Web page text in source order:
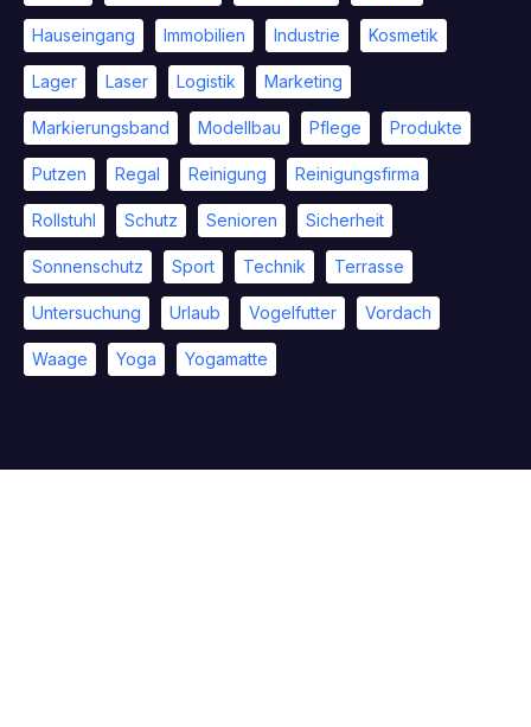
Hauseingang Immobilien Industrie Kosmetik
Lager Laser Logistik Marketing
Markierungsband Modellbau Pflege Produkte
Putzen Regal Reinigung Reinigungsfirma
Rollstuhl Schutz Senioren Sicherheit
Sonnenschutz Sport Technik Terrasse
Untersuchung Urlaub Vogelfutter Vordach
Waage Yoga Yogamatte